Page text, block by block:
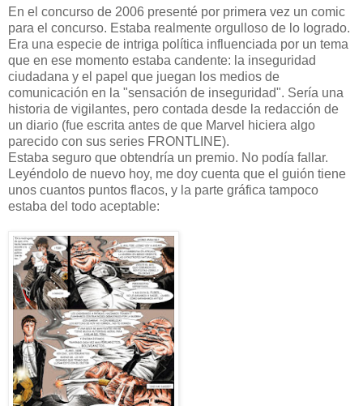
En el concurso de 2006 presenté por primera vez un comic
para el concurso. Estaba realmente orgulloso de lo logrado.
Era una especie de intriga política influenciada por un tema
que en ese momento estaba candente: la inseguridad
ciudadana y el papel que juegan los medios de
comunicación en la "sensación de inseguridad". Sería una
historia de vigilantes, pero contada desde la redacción de
un diario (fue escrita antes de que Marvel hiciera algo
parecido con sus series FRONTLINE).
Estaba seguro que obtendría un premio. No podía fallar.
Leyéndolo de nuevo hoy, me doy cuenta que el guión tiene
unos cuantos puntos flacos, y la parte gráfica tampoco
estaba del todo aceptable: